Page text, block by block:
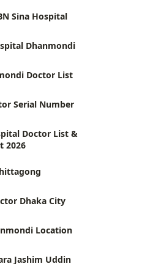
Sina Hospital
Dhanmondi
Doctor List
Serial Number
Doctor List &
2026
Dhaka City
Location
Jashim Uddin